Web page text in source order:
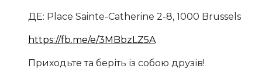
ДЕ: Place Sainte-Catherine 2-8, 1000 Brussels
https://fb.me/e/3MBbzLZ5A
Приходьте та беріть із собою друзів!